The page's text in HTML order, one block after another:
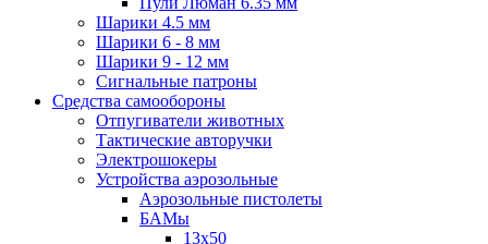
Шарики 4.5 мм
Шарики 6 - 8 мм
Шарики 9 - 12 мм
Сигнальные патроны
Средства самообороны
Отпугиватели животных
Тактические авторучки
Электрошокеры
Устройства аэрозольные
Аэрозольные пистолеты
БАМы
13х50